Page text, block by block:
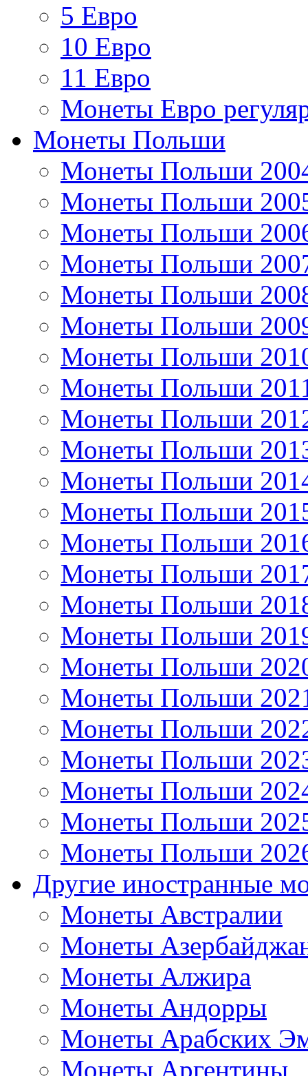
5 Евро
10 Евро
11 Евро
Монеты Евро
Монеты Польши
Монеты Польши
Монеты Польши
Монеты Польши
Монеты Польши
Монеты Польши
Монеты Польши
Монеты Польши
Монеты Польши
Монеты Польши
Монеты Польши
Монеты Польши
Монеты Польши
Монеты Польши
Монеты Польши
Монеты Польши
Монеты Польши
Монеты Польши
Монеты Польши
Монеты Польши
Монеты Польши
Монеты Польши
Монеты Польши
Монеты Польши
Другие иностранные
Монеты Австралии
Монеты
Монеты Алжира
Монеты Андорры
Монеты Арабских
Монеты Аргентины